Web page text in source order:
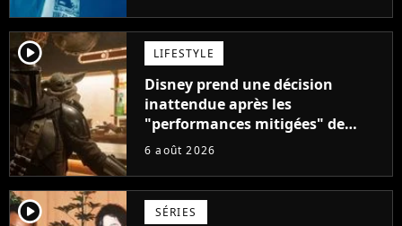
player2 LIFESTYLE
Disney prend une décision
inattendue après les
"performances mitigées" de
Vaiana et The Mandalorian &
6 août 2026
player2 SÉRIES